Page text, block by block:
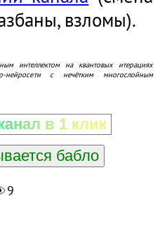
взломы).
интеллектом на квантовых итерациях
нейросети с нечётким многослойным
в 1 клик
бабло
9